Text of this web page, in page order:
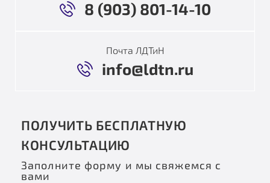
8 (903) 801-14-10
Почта ЛДТиН
info@ldtn.ru
ПОЛУЧИТЬ БЕСПЛАТНУЮ
КОНСУЛЬТАЦИЮ
Заполните форму и мы свяжемся с
вами